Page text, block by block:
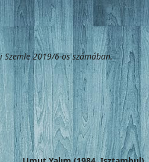
2019/6-os számában.